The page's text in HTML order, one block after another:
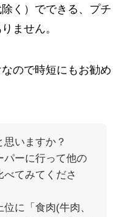
く）でできる、プチ
ません。
ので時短にもお勧め
思いますか？
パーに行って他の
てみてくださ
に「食肉(牛肉、